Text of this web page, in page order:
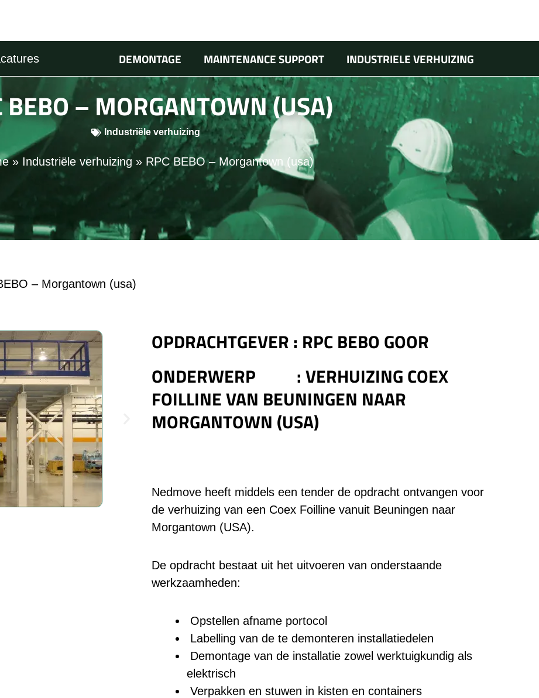
DEMONTAGE MAINTENANCE SUPPORT INDUSTRIELE VERHUIZING
BEBO – MORGANTOWN (USA)
Industriële verhuizing
» Industriële verhuizing » RPC BEBO – Morgantown (usa)
– Morgantown (usa)
OPDRACHTGEVER: RPC BEBO GOOR
ONDERWERP : VERHUIZING COEX
FOILLINE VAN BEUNINGEN NAAR
MORGANTOWN (USA)
Nedmove heeft middels een tender de opdracht ontvangen voor
de verhuizing van een Coex Foilline vanuit Beuningen naar
Morgantown (USA).
De opdracht bestaat uit het uitvoeren van onderstaande
werkzaamheden:
Opstellen afname portocol
Labelling van de te demonteren installatiedelen
Demontage van de installatie zowel werktuigkundig als
elektrisch
Verpakken en stuwen in kisten en containers